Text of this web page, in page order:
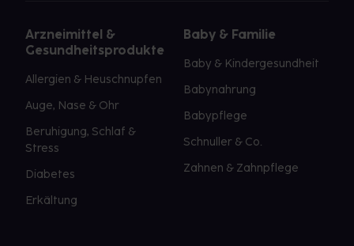
Arzneimittel &
Gesundheitsprodukte
Allergien & Heuschnupfen
Auge, Nase & Ohr
Beruhigung, Schlaf &
Stress
Diabetes
Erkältung
Baby & Familie
Baby & Kindergesundheit
Babynahrung
Babypflege
Schnuller & Co.
Zahnen & Zahnpflege